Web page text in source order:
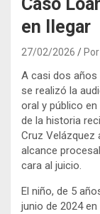
Caso
en llegar
27/02/2026
A casi dos años
se realizó la
oral y público
de la historia
Cruz Velázquez
alcance
cara al juicio.
El niño, de 5
junio de 2024